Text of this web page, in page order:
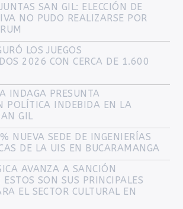
SAN GIL: ELECCIÓN DE
NO PUDO REALIZARSE POR
LOS JUEGOS
2026 CON CERCA DE 1.600
INDAGA PRESUNTA
POLÍTICA INDEBIDA EN LA
GIL
NUEVA SEDE DE INGENIERÍAS
DE LA UIS EN BUCARAMANGA
AVANZA A SANCIÓN
ESTOS SON SUS PRINCIPALES
EL SECTOR CULTURAL EN